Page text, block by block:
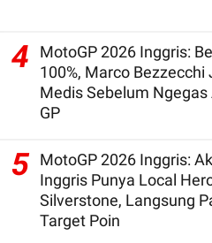
4
MotoGP 2026 Inggris:
100%, Marco Bezzecchi
Medis Sebelum Ngegas
GP
5 MotoGP 2026 Inggris:
Inggris Punya Local
Silverstone, Langsung
Target Poin